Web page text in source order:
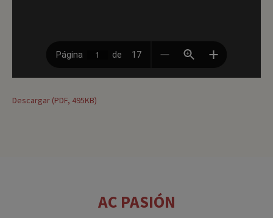
Descargar (PDF, 495KB)
AC PASIÓN